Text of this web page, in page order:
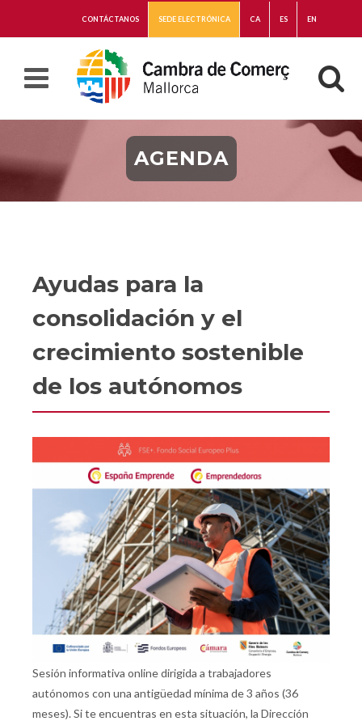
CONTÁCTANOS SEDE ELECTRÓNICA CA ES EN
AGENDA
Ayudas para la
consolidación y el
crecimiento sostenible
de los autónomos
Sesión informativa online dirigida a trabajadores
autónomos con una antigüedad mínima de 3 años (36
meses). Si te encuentras en esta situación, la Dirección